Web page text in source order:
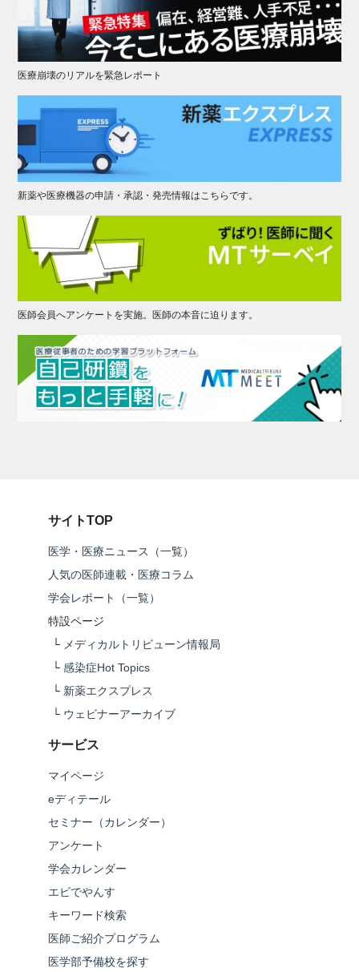
医療崩壊のリアルを緊急レポート
新薬や医療機器の申請・承認・発売情報はこちらです。
医師会員へアンケートを実施。医師の本音に迫ります。
サイトTOP
医学・医療ニュース（一覧）
人気の医師連載・医療コラム
学会レポート（一覧）
特設ページ
└ メディカルトリビューン情報局
└ 感染症Hot Topics
└ 新薬エクスプレス
└ ウェビナーアーカイブ
サービス
マイページ
eディテール
セミナー（カレンダー）
アンケート
学会カレンダー
エビでやんす
キーワード検索
医師ご紹介プログラム
医学部予備校を探す